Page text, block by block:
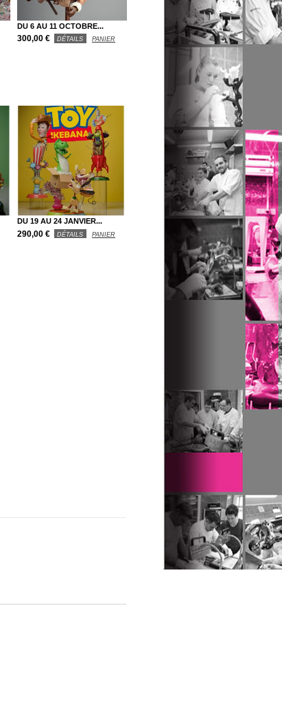
DU 6 AU 11 OCTOBRE...
300,00 € DÉTAILS PANIER
DU 19 AU 24 JANVIER...
290,00 € DÉTAILS PANIER